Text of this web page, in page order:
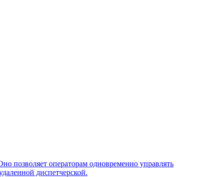
позволяет операторам одновременно управлять
диспетчерской.